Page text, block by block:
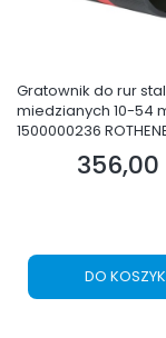
Gratownik do rur
miedzianych 10-54
1500000236
Cena
356,00
DO